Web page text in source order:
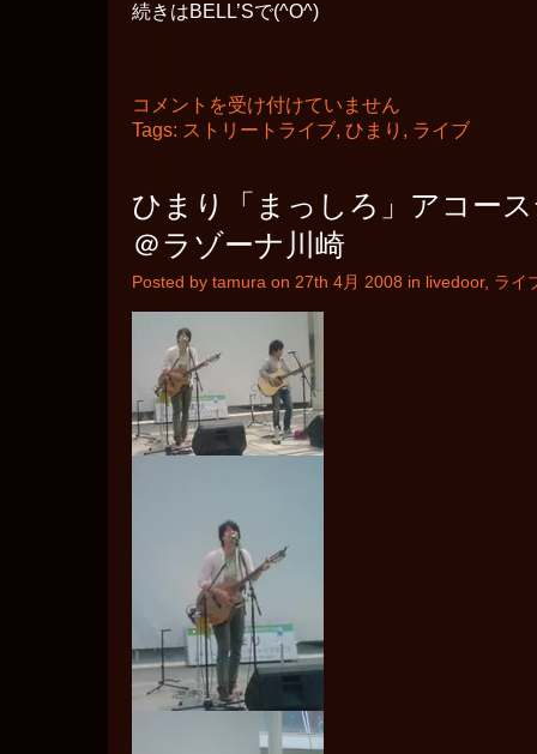
続きはBELL’Sで(^O^)
ひ
ま
リ
ー
ト
イ
リ
ー
ナ…
コメントを受け付けていません
Tags: ストリートライブ, ひまり , ライブ
ひまり「まっしろ」アコー
＠ラゾーナ川崎
Posted by tamura on 27th 4月 2008 in livedoor, ライ